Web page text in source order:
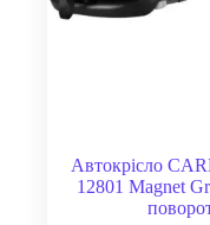
Автокрісло
12801 Magnet